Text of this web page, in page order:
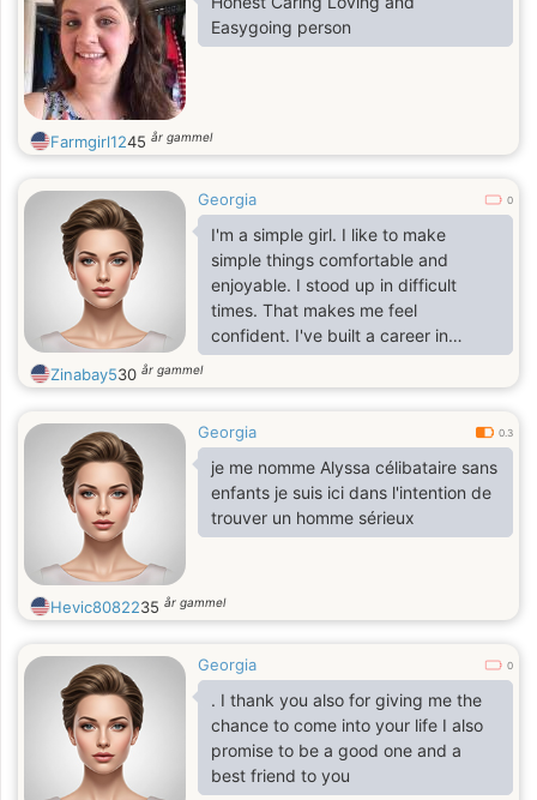
Easygoing person
Farmgirl1245 år gammel
Georgia 0
I'm a simple girl. I like to make
simple things comfortable and
enjoyable. I stood up in difficult
times. That makes me feel
confident. I've built a career in
software development and now I'm
ready to start a new stage of my life.
children. I'm happy and I'll be happy
to share my happiness with the right
man for me.
Zinabay530 år gammel
Georgia 0.3
je me nomme Alyssa célibataire sans
enfants je suis ici dans l'intention de
trouver un homme sérieux
Hevic8082235 år gammel
Georgia 0
. I thank you also for giving me the
chance to come into your life I also
promise to be a good one and a
best friend to you